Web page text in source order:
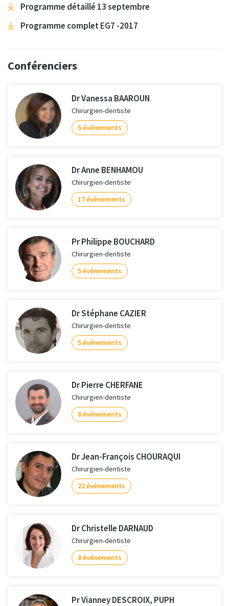
Programme détaillé 13 septembre
Programme complet EG7 -2017
Conférenciers
Dr Vanessa BAAROUN
Chirurgien-dentiste
5 événements
Dr Anne BENHAMOU
Chirurgien-dentiste
17 événements
Pr Philippe BOUCHARD
Chirurgien-dentiste
5 événements
Dr Stéphane CAZIER
Chirurgien-dentiste
5 événements
Dr Pierre CHERFANE
Chirurgien-dentiste
8 événements
Dr Jean-François CHOURAQUI
Chirurgien-dentiste
22 événements
Dr Christelle DARNAUD
Chirurgien-dentiste
8 événements
Pr Vianney DESCROIX, PUPH